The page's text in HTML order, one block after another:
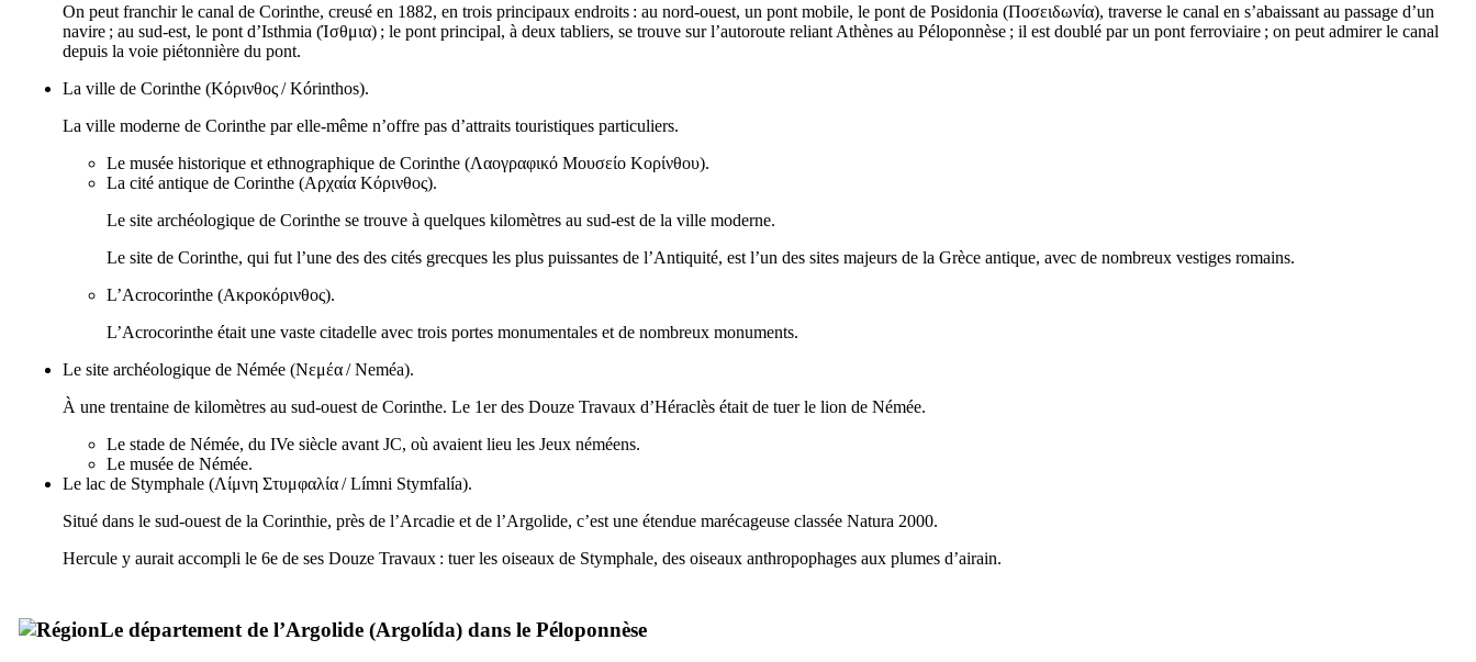
On peut franchir le canal de Corinthe, creusé en 1882, en trois principaux endroits : au nord-ouest, un pont mobile, le pont de Posidonia (Ποσειδωνία), traverse le canal en s’abaissant au passage d’un
navire ; au sud-est, le pont d’Isthmia (Ίσθμια) ; le pont principal, à deux tabliers, se trouve sur l’autoroute reliant Athènes au Péloponnèse ; il est doublé par un pont ferroviaire ; on peut admirer le canal
depuis la voie piétonnière du pont.
La ville de Corinthe (Κόρινθος/Kórinthos).
La ville moderne de Corinthe par elle-même n’offre pas d’attraits touristiques particuliers.
Le musée historique et ethnographique de Corinthe (Λαογραφικό Μουσείο Κορίνθου).
La cité antique de Corinthe (Αρχαία Κόρινθος).
Le site archéologique de Corinthe se trouve à quelques kilomètres au sud-est de la ville moderne.
Le site de Corinthe, qui fut l’une des des cités grecques les plus puissantes de l’Antiquité, est l’un des sites majeurs de la Grèce antique, avec de nombreux vestiges romains.
L’Acrocorinthe (Ακροκόρινθος).
L’Acrocorinthe était une vaste citadelle avec trois portes monumentales et de nombreux monuments.
Le site archéologique de Némée (Νεμέα/Neméa).
À une trentaine de kilomètres au sud-ouest de Corinthe. Le 1er des Douze Travaux d’Héraclès était de tuer le lion de Némée.
Le stade de Némée, du IVe siècle avant JC, où avaient lieu les Jeux néméens.
Le musée de Némée.
Le lac de Stymphale (Λίμνη Στυμφαλία/Límni Stymfalía).
Situé dans le sud-ouest de la Corinthie, près de l’Arcadie et de l’Argolide, c’est une étendue marécageuse classée Natura 2000.
Hercule y aurait accompli le 6e de ses Douze Travaux : tuer les oiseaux de Stymphale, des oiseaux anthropophages aux plumes d’airain.
Le département de l’Argolide (Argolída) dans le Péloponnèse